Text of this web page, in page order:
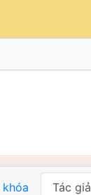
khóa Tác giả